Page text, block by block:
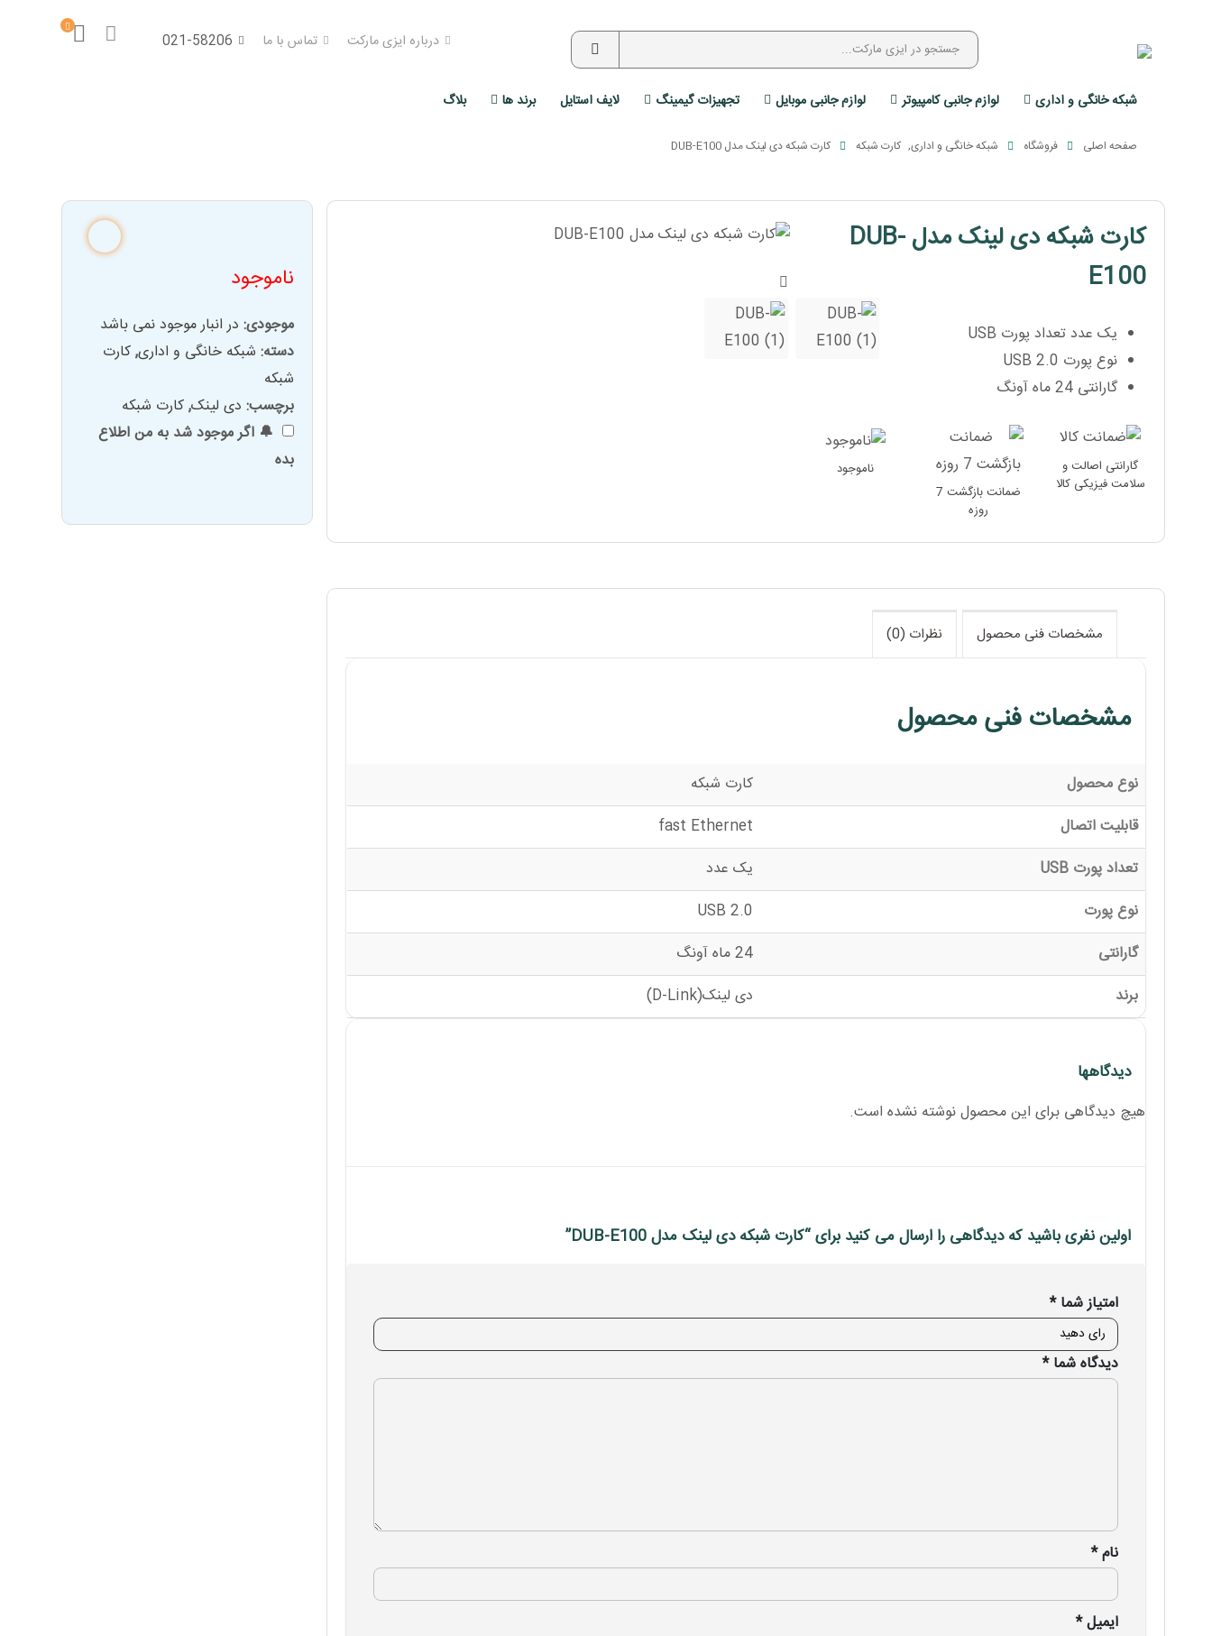
درباره ایزی مارکت تماس با ما 021-58206
شبکه خانگی و اداری لوازم جانبی کامپیوتر لوازم جانبی موبایل تجهیزات گیمینگ لایف استایل برند ها بلاگ
صفحه اصلی فروشگاه شبکه خانگی و اداری, کارت شبکه کارت شبکه دی لینک مدل DUB-E100
کارت شبکه دی لینک مدل DUB-
E100
یک عدد تعداد پورت USB
نوع پورت USB 2.0
گارانتی 24 ماه آونگ
گارانتی اصالت و
سلامت فیزیکی کالا
ضمانت بازگشت 7
روزه
ناموجود
ناموجود
موجودی: در انبار موجود نمی باشد
دسته: شبکه خانگی و اداری,کارت
شبکه
برچسب: دی لینک,کارت شبکه
🔔 اگر موجود شد به من اطلاع
بده
مشخصات فنی محصول نظرات (0)
مشخصات فنی محصول
نوع محصول
کارت شبکه
قابلیت اتصال
fast Ethernet
تعداد پورت USB
یک عدد
نوع پورت
USB 2.0
گارانتی
24 ماه آونگ
برند
دی لینک(D-Link)
دیدگاهها
هیچ دیدگاهی برای این محصول نوشته نشده است.
اولین نفری باشید که دیدگاهی را ارسال می کنید برای “کارت شبکه دی لینک مدل DUB-E100”
امتیاز شما*
دیدگاه شما*
نام*
ایمیل*